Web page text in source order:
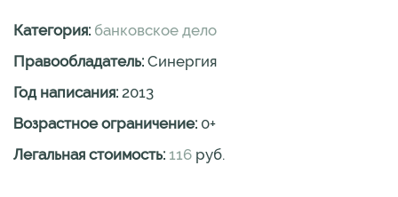
Категория: банковское дело
Правообладатель: Синергия
Год написания: 2013
Возрастное ограничение: 0+
Легальная стоимость: 116 руб.